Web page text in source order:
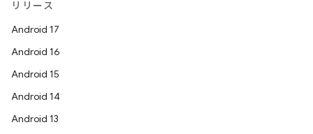
リリース
Android 17
Android 16
Android 15
Android 14
Android 13